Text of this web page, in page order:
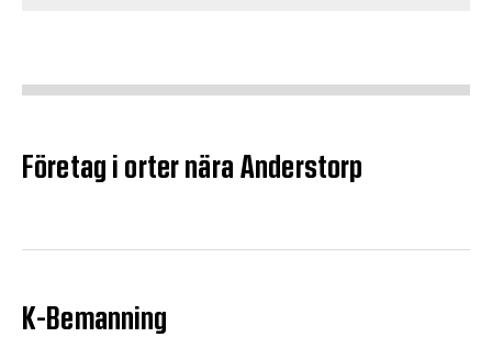
Företag i orter nära Anderstorp
K-Bemanning